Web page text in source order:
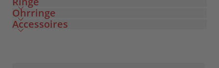
Ohrringe
Accessoires